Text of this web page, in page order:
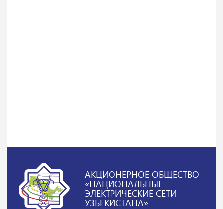
АКЦИОНЕРНОЕ ОБЩЕСТВО
«НАЦИОНАЛЬНЫЕ
ЭЛЕКТРИЧЕСКИЕ СЕТИ
УЗБЕКИСТАНА»